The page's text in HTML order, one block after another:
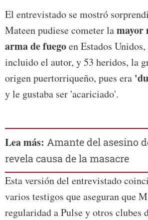
El entrevistado se mostró
Mateen pudiese cometer lamayor
arma de fuegoen Estados
incluido el autor, y 53 heridos, la
origen puertorriqueño, pues era
y le gustaba ser 'acariciado'.
Lea más: Amante del asesino
revela causa de la masacre
Esta versión del entrevistado
varios testigos que aseguran que
regularidad a Pulse y otros clubes